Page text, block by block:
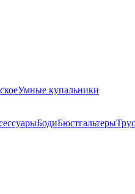
Умные купальники
БодиБюстгальтеры